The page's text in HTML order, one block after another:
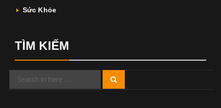
Sức Khỏe
TÌM KIẾM
Search